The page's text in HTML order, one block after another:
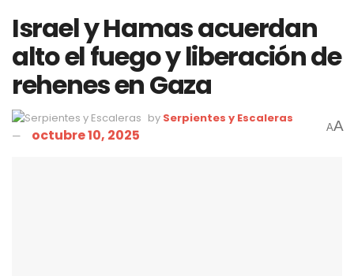
Israel y Hamas acuerdan
alto el fuego y liberación de
rehenes en Gaza
by Serpientes y Escaleras
octubre 10, 2025 AA